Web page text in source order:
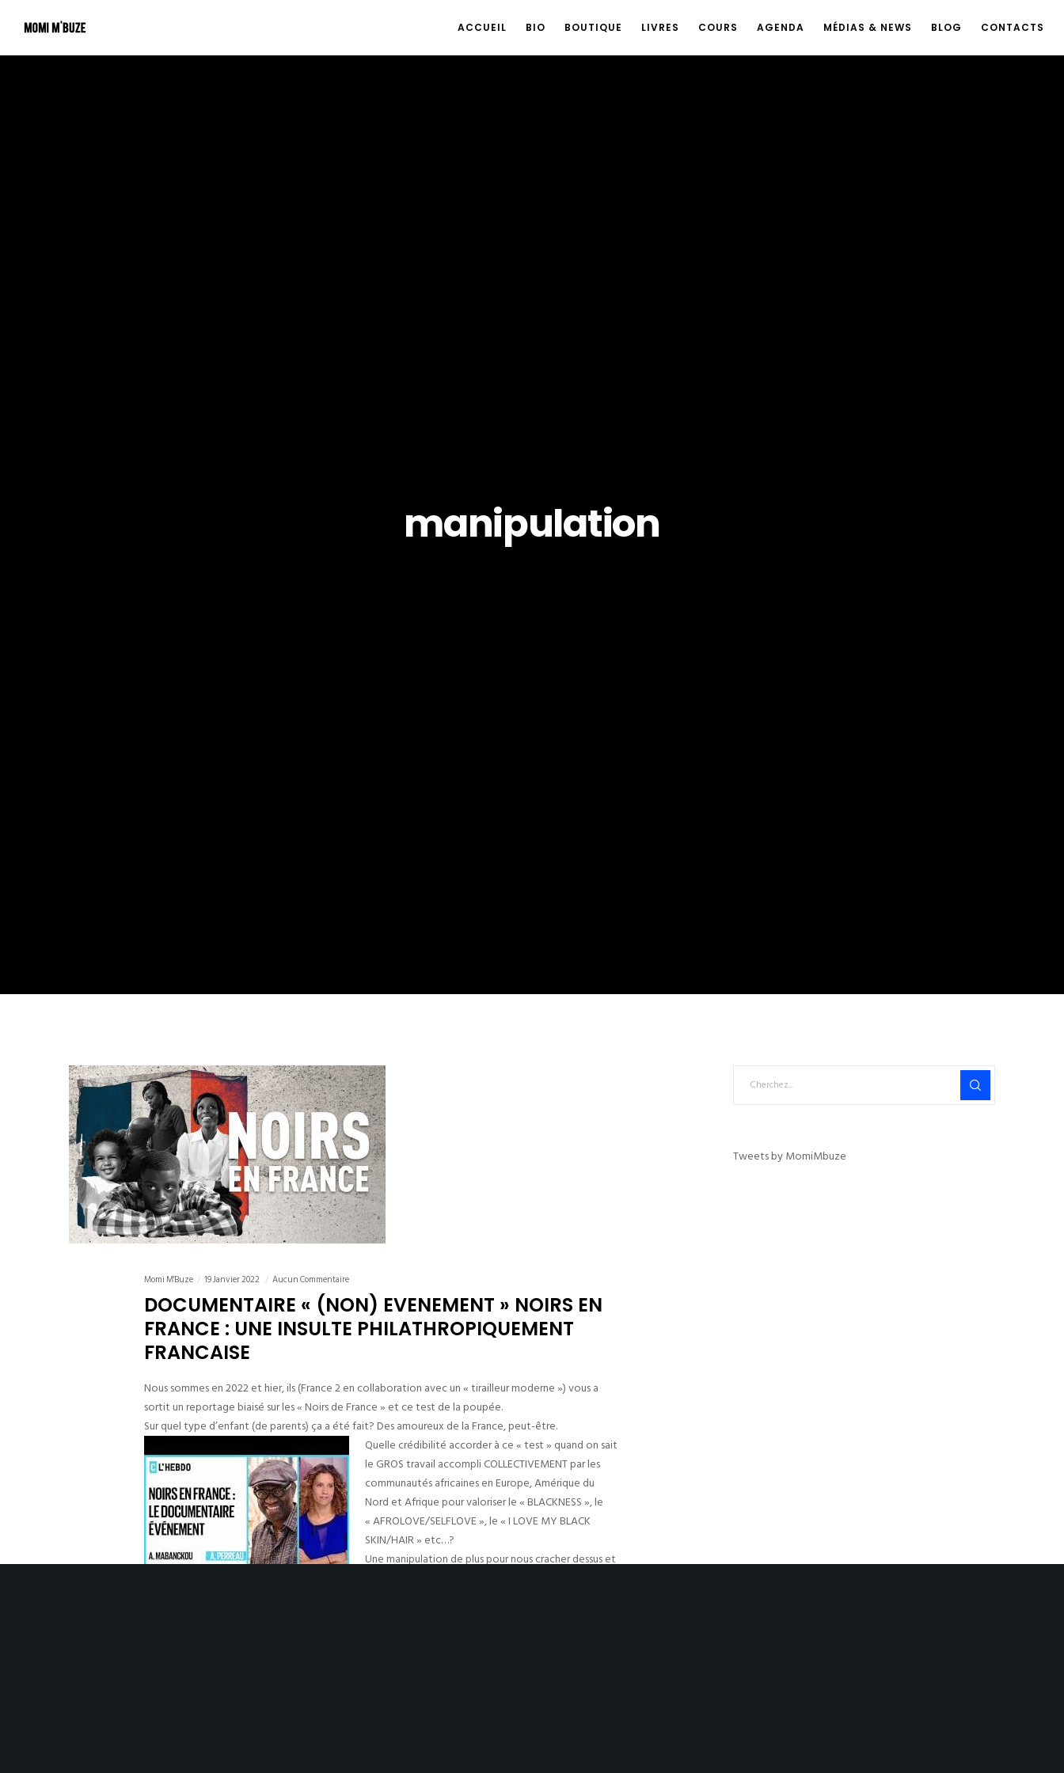
ACCUEIL BIO BOUTIQUE LIVRES COURS AGENDA MÉDIAS & NEWS BLOG CONTACTS
manipulation
Momi M'Buze 19 Janvier 2022 Aucun Commentaire
DOCUMENTAIRE « (NON) EVENEMENT » NOIRS EN
FRANCE : UNE INSULTE PHILATHROPIQUEMENT
FRANCAISE
Nous sommes en 2022 et hier, ils (France 2 en collaboration avec un « tirailleur moderne ») vous a
sortit un reportage biaisé sur les « Noirs de France » et ce test de la poupée.
Sur quel type d’enfant (de parents) ça a été fait? Des amoureux de la France, peut-être.
Quelle crédibilité accorder à ce « test » quand on sait
le GROS travail accompli COLLECTIVEMENT par les
communautés africaines en Europe, Amérique du
Nord et Afrique pour valoriser le « BLACKNESS », le
« AFROLOVE/SELFLOVE », le « I LOVE MY BLACK
SKIN/HAIR » etc…?
Une manipulation de plus pour nous cracher dessus et
Tweets by MomiMbuze